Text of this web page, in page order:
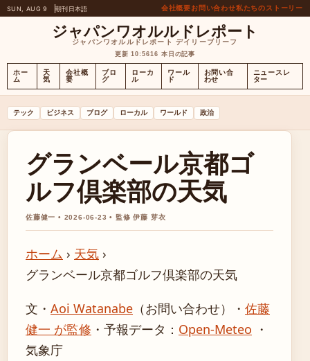
SUN, AUG 9 朝刊日本語 会社概要お問い合わせ私たちのストーリー
ジャパンワオルルドレポート
ジャパンワオルルドレポート デイリーブリーフ
更新 10:5616 本日の記事
ホー
ム
天
気
会社概
要
ブロ
グ
ローカ
ル
ワール
ド
お問い合
わせ
ニュースレ
ター
テック ビジネス ブログ ローカル ワールド 政治
グランベール京都ゴ
ルフ倶楽部の天気
佐藤健一 • 2026-06-23 • 監修 伊藤 芽衣
ホーム › 天気 ›
グランベール京都ゴルフ倶楽部の天気
文・ Aoi Watanabe （お問い合わせ） ・ 佐藤
健一 が監修 ・ 予報データ： Open-Meteo ・
気象庁